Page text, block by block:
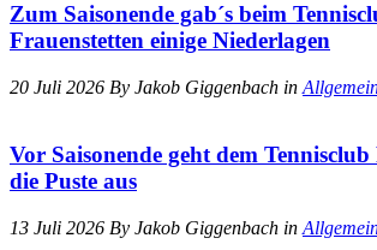
Zum Saisonende gab´s beim
Frauenstetten einige Niederlagen
20 Juli 2026 By Jakob Giggenbach in
Vor Saisonende geht dem
die Puste aus
13 Juli 2026 By Jakob Giggenbach in